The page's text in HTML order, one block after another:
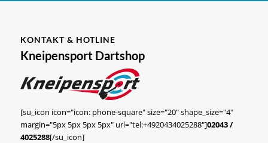
KONTAKT & HOTLINE
Kneipensport Dartshop
[su_icon icon="icon: phone-square" size="20" shape_size="4"
margin="5px 5px 5px 5px" url="tel:+4920434025288"]02043 /
4025288[/su_icon]